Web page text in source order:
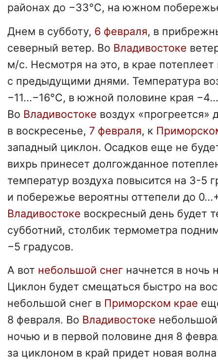
районах до −33°C, на южном
Днем в субботу, 6 февраля, в
северный ветер. Во Владивостоке
м/с. Несмотря на это, в крае
с предыдущими днями. Температура
−11...−16°C, в южной половине края
Во Владивостоке воздух «прогреется»
в воскресенье, 7 февраля, к
западный циклон. Осадков еще не
вихрь принесет долгожданное
температур воздуха повысится на 3-5
и побережье вероятны оттепели до
Владивостоке воскресный день будет
субботний, столбик термометра
−5 градусов.
А вот небольшой снег начнется в ночь
Циклон будет смещаться быстро на
небольшой снег в Приморском крае
8 февраля. Во Владивостоке
ночью и в первой половине дня 8
за циклоном в край придет новая